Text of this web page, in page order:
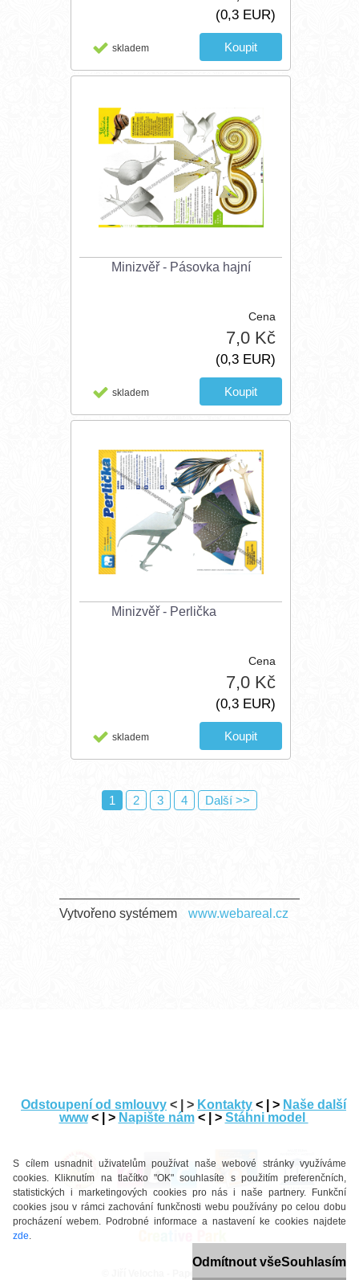
S cílem usnadnit uživatelům používat naše webové stránky využíváme
cookies. Kliknutím na tlačítko "OK" souhlasíte s použitím preferenčních,
statistických i marketingových cookies pro nás i naše partnery. Funkční
cookies jsou v rámci zachování funkčnosti webu používány po celou dobu
procházení webem. Podrobné informace a nastavení ke cookies najdete
zde.
Odmítnout všeSouhlasím
(0,3 EUR)
skladem
Minizvěř - Pásovka hajní
Cena
7,0 Kč
(0,3 EUR)
skladem
Minizvěř - Perlička
Cena
7,0 Kč
(0,3 EUR)
skladem
1 2 3 4 Další >>
Vytvořeno systémem www.webareal.cz
Odstoupení od smlouvy < | > Kontakty < | > Naše další
www < | > Napište nám < | > Stáhni model